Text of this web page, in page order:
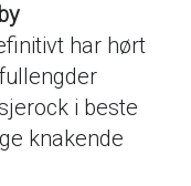
har hørt
i beste
knakende